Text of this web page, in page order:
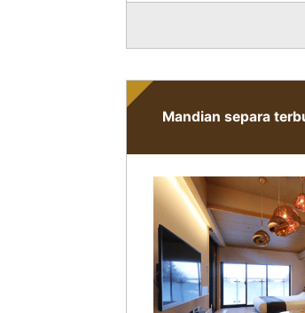
s
Mandian separa